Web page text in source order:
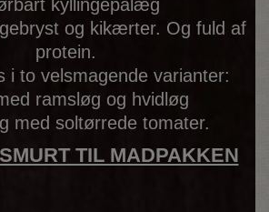
kyllingepålæg
og kikærter. Og fuld af
protein.
i to velsmagende varianter:
ramsløg og hvidløg
med soltørrede tomater.
TIL MADPAKKEN